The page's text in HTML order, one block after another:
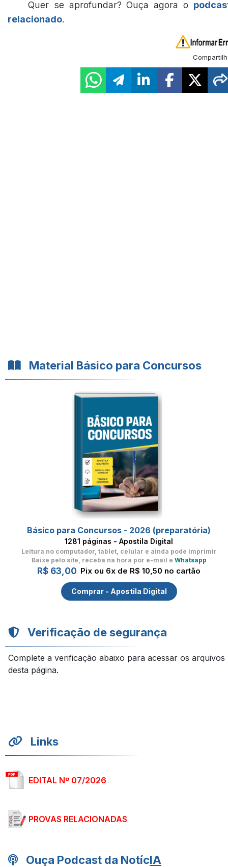
Quer se aprofundar? Ouça agora o
relacionado.
Material Básico para Concursos
Básico para Concursos - 2026 (preparatória)
1281 páginas - Apostila Digital
Leitura no computador, tablet, celular e ainda pode imprimir
Baixe pelo site, receba na hora por e-mail e Whatsapp
R$ 63,00 Pix ou 6x de R$ 10,50 no cartão
Comprar - Apostila Digital
Verificação de segurança
Complete a verificação abaixo para acessar os arquivos
desta página.
Links
EDITAL Nº 07/2026
PROVAS RELACIONADAS
Ouça Podcast da NotícIA